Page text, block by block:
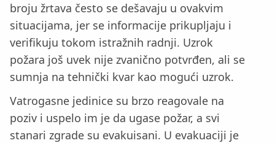
broju žrtava često se dešavaju u ovakvim
situacijama, jer se informacije prikupljaju i
verifikuju tokom istražnih radnji. Uzrok
požara još uvek nije zvanično potvrđen, ali se
sumnja na tehnički kvar kao mogući uzrok.
Vatrogasne jedinice su brzo reagovale na
poziv i uspelo im je da ugase požar, a svi
stanari zgrade su evakuisani. U evakuaciji je